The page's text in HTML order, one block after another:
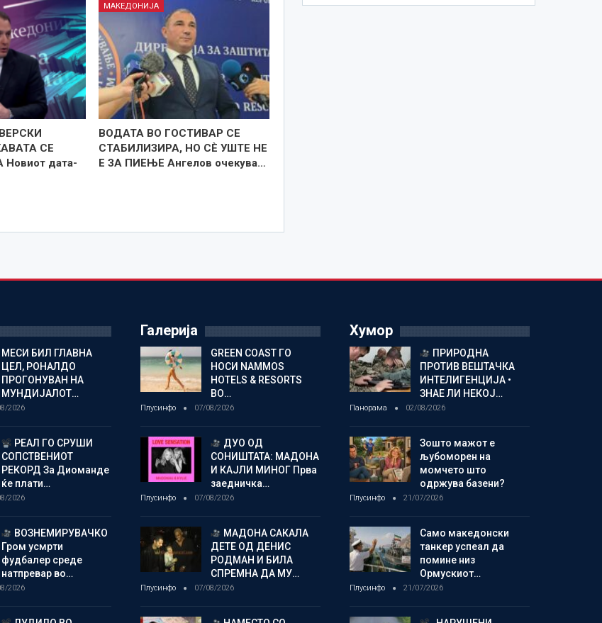
СЕ
дата-
МАКЕДОНИЈА
ВОДАТА ВО ГОСТИВАР СЕ
СТАБИЛИЗИРА, НО СÈ УШТЕ НЕ
Е ЗА ПИЕЊЕ Ангелов очекува…
МЕСИ БИЛ ГЛАВНА
ЦЕЛ, РОНАЛДО
ПРОГОНУВАН НА
МУНДИЈАЛОТ…
2026
РЕАЛ ГО СРУШИ
СОПСТВЕНИОТ
РЕКОРД За Диоманде
ќе плати…
2026
ВОЗНЕМИРУВАЧКО
Гром усмрти
фудбалер среде
натпревар во…
2026
Галерија
GREEN COAST ГО
НОСИ NAMMOS
HOTELS & RESORTS
ВО…
Плусинфо 07/08/2026
ДУО ОД
СОНИШТАТА: МАДОНА
И КАЈЛИ МИНОГ Прва
заедничка…
Плусинфо 07/08/2026
МАДОНА САКАЛА
ДЕТЕ ОД ДЕНИС
РОДМАН И БИЛА
СПРЕМНА ДА МУ…
Плусинфо 07/08/2026
Хумор
ПРИРОДНА
ПРОТИВ ВЕШТАЧКА
ИНТЕЛИГЕНЦИЈА •
ЗНАЕ ЛИ НЕКОЈ…
Панорама 02/08/2026
Зошто мажот е
љубоморен на
момчето што
одржува базени?
Плусинфо 21/07/2026
Само македонски
танкер успеал да
помине низ
Ормускиот…
Плусинфо 21/07/2026